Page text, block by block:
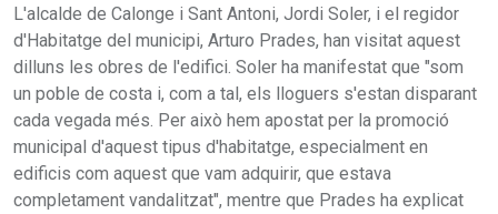
L'alcalde de Calonge i Sant Antoni, Jordi Soler, i el regidor
d'Habitatge del municipi, Arturo Prades, han visitat aquest
dilluns les obres de l'edifici. Soler ha manifestat que "som
un poble de costa i, com a tal, els lloguers s'estan disparant
cada vegada més. Per això hem apostat per la promoció
municipal d'aquest tipus d'habitatge, especialment en
edificis com aquest que vam adquirir, que estava
completament vandalitzat", mentre que Prades ha explicat